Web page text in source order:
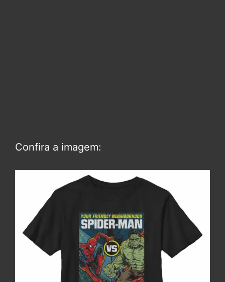
Confira a imagem: